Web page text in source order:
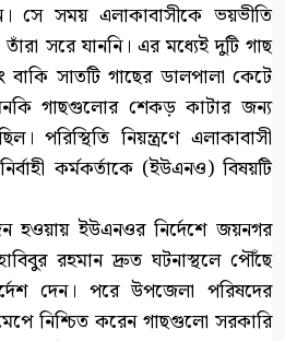
সে সময় এলাকাবাসীকে ভয়ভীতি
সরে যাননি। এর মধ্যেই দুটি গাছ
সাতটি গাছের ডালপালা কেটে
গাছগুলোর শেকড় কাটার জন্য
পরিস্থিতি নিয়ন্ত্রণে এলাকাবাসী
কর্মকর্তাকে (ইউএনও) বিষয়টি
হওয়ায় ইউএনওর নির্দেশে জয়নগর
রহমান দ্রুত ঘটনাস্থলে পৌঁছে
দেন। পরে উপজেলা পরিষদের
নিশ্চিত করেন গাছগুলো সরকারি